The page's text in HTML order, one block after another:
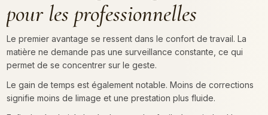
pour les professionnelles
Le premier avantage se ressent dans le confort de travail. La
matière ne demande pas une surveillance constante, ce qui
permet de se concentrer sur le geste.
Le gain de temps est également notable. Moins de corrections
signifie moins de limage et une prestation plus fluide.